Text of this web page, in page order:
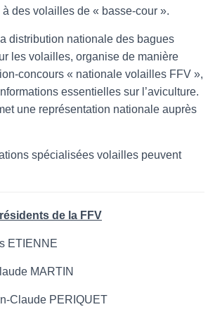
des volailles de « basse-cour ».
distribution nationale des bagues
les volailles, organise de manière
concours « nationale volailles FFV »,
essentielles sur l’aviculture.
une représentation nationale auprès
spécialisées volailles peuvent
de la FFV
ETIENNE
MARTIN
Claude PERIQUET